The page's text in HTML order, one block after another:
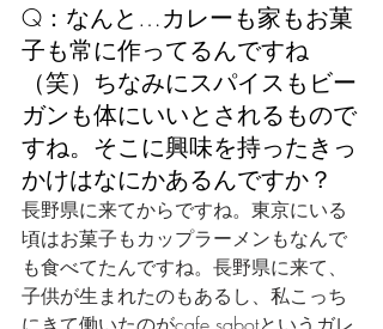
Q：なんと…カレーも家もお菓
子も常に作ってるんですね
（笑）ちなみにスパイスもビー
ガンも体にいいとされるもので
すね。そこに興味を持ったきっ
かけはなにかあるんですか？
長野県に来てからですね。東京にいる
頃はお菓子もカップラーメンもなんで
も食べてたんですね。長野県に来て、
子供が生まれたのもあるし、私こっち